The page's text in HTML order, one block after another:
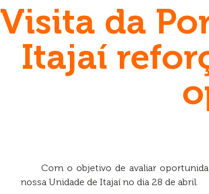
Visita da
Itajaí
Com o objetivo de avaliar
nossa Unidade de Itajaí no dia 28 de abril.